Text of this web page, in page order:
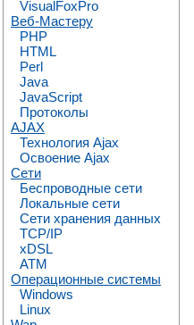
VisualFoxPro
Веб-Мастеру
PHP
HTML
Perl
Java
JavaScript
Протоколы
AJAX
Технология Ajax
Освоение Ajax
Сети
Беспроводные сети
Локальные сети
Сети хранения данных
TCP/IP
xDSL
ATM
Операционные системы
Windows
Linux